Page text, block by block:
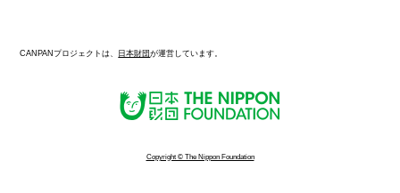
CANPANプロジェクトは、 日本財団が運営しています。
Copyright © The Nippon Foundation